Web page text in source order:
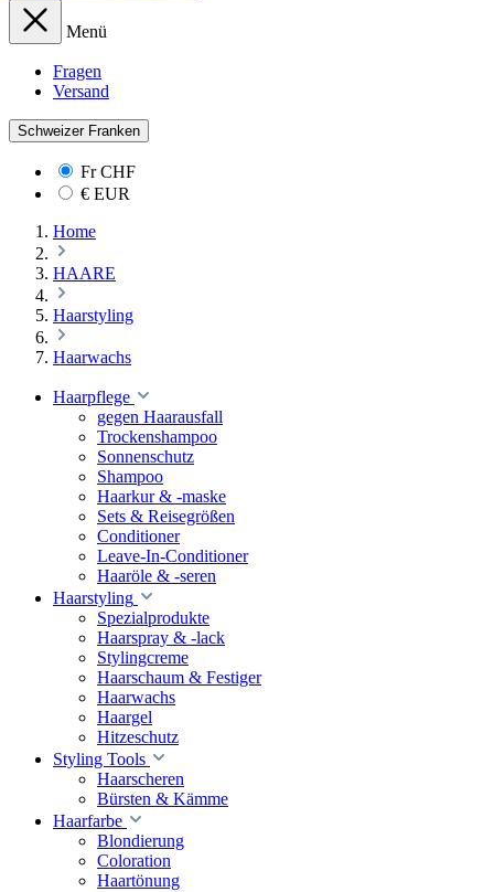
Menü
Fragen
Versand
Schweizer Franken
FrCHF
€ EUR
Home
HAARE
Haarstyling
Haarwachs
Haarpflege
gegen Haarausfall
Trockenshampoo
Sonnenschutz
Shampoo
Haarkur & -maske
Sets & Reisegrößen
Conditioner
Leave-In-Conditioner
Haaröle & -seren
Haarstyling
Spezialprodukte
Haarspray & -lack
Stylingcreme
Haarschaum & Festiger
Haarwachs
Haargel
Hitzeschutz
Styling Tools
Haarscheren
Bürsten & Kämme
Haarfarbe
Blondierung
Coloration
Haartönung